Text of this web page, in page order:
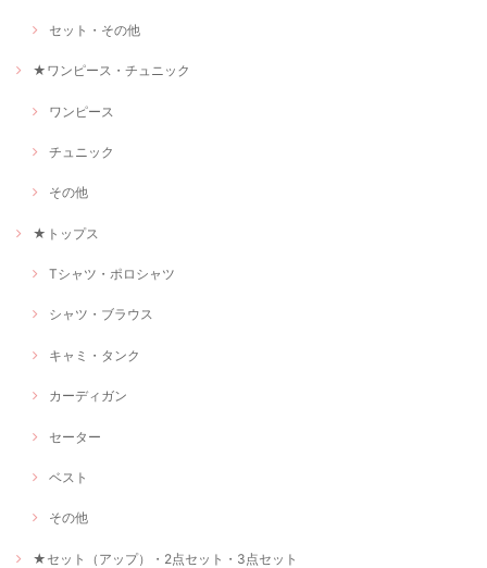
セット・その他
★ワンピース・チュニック
ワンピース
チュニック
その他
★トップス
Tシャツ・ポロシャツ
シャツ・ブラウス
キャミ・タンク
カーディガン
セーター
ベスト
その他
★セット（アップ）・2点セット・3点セット